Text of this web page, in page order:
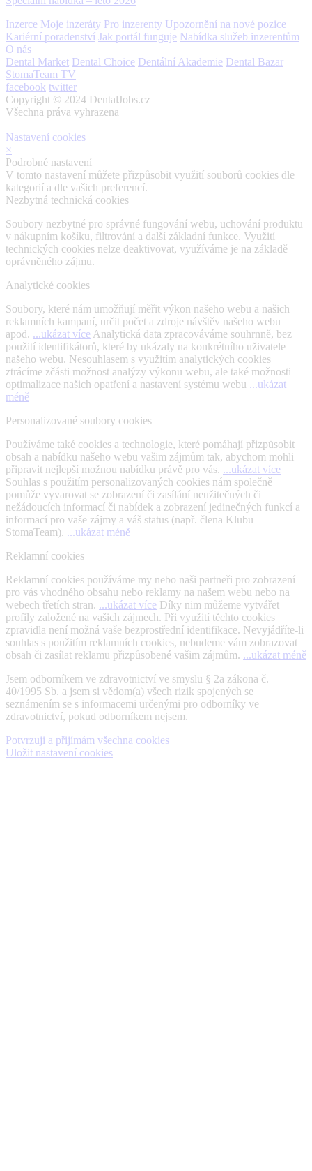
Inzerce Moje inzeráty Pro inzerenty Upozornění na nové pozice
Kariérní poradenství Jak portál funguje Nabídka služeb inzerentům
O nás
Dental Market Dental Choice Dentální Akademie Dental Bazar
StomaTeam TV
facebook twitter
Copyright © 2024 DentalJobs.cz
Všechna práva vyhrazena
Nastavení cookies
×
Podrobné nastavení
V tomto nastavení můžete přizpůsobit využití souborů cookies dle
kategorií a dle vašich preferencí.
Nezbytná technická cookies
Soubory nezbytné pro správné fungování webu, uchování produktu
v nákupním košíku, filtrování a další základní funkce. Využití
technických cookies nelze deaktivovat, využíváme je na základě
oprávněného zájmu.
Analytické cookies
Soubory, které nám umožňují měřit výkon našeho webu a našich
reklamních kampaní, určit počet a zdroje návštěv našeho webu
apod. ...ukázat více Analytická data zpracováváme souhrnně, bez
použití identifikátorů, které by ukázaly na konkrétního uživatele
našeho webu. Nesouhlasem s využitím analytických cookies
ztrácíme zčásti možnost analýzy výkonu webu, ale také možnosti
optimalizace našich opatření a nastavení systému webu ...ukázat
méně
Personalizované soubory cookies
Používáme také cookies a technologie, které pomáhají přizpůsobit
obsah a nabídku našeho webu vašim zájmům tak, abychom mohli
připravit nejlepší možnou nabídku právě pro vás. ...ukázat více
Souhlas s použitím personalizovaných cookies nám společně
pomůže vyvarovat se zobrazení či zasílání neužitečných či
nežádoucích informací či nabídek a zobrazení jedinečných funkcí a
informací pro vaše zájmy a váš status (např. člena Klubu
StomaTeam). ...ukázat méně
Reklamní cookies
Reklamní cookies používáme my nebo naši partneři pro zobrazení
pro vás vhodného obsahu nebo reklamy na našem webu nebo na
webech třetích stran. ...ukázat více Díky nim můžeme vytvářet
profily založené na vašich zájmech. Při využití těchto cookies
zpravidla není možná vaše bezprostřední identifikace. Nevyjádříte-li
souhlas s použitím reklamních cookies, nebudeme vám zobrazovat
obsah či zasílat reklamu přizpůsobené vašim zájmům. ...ukázat méně
Jsem odborníkem ve zdravotnictví ve smyslu § 2a zákona č.
40/1995 Sb. a jsem si vědom(a) všech rizik spojených se
seznámením se s informacemi určenými pro odborníky ve
zdravotnictví, pokud odborníkem nejsem.
Potvrzuji a přijímám všechna cookies
Uložit nastavení cookies